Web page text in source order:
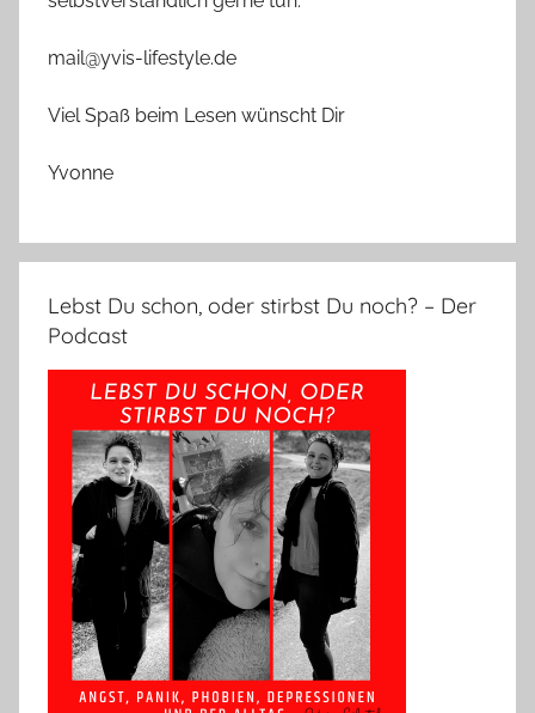
mail@yvis-lifestyle.de
Viel Spaß beim Lesen wünscht Dir
Yvonne
Lebst Du schon, oder stirbst Du noch? – Der
Podcast